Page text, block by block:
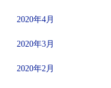
2020年4月
2020年3月
2020年2月